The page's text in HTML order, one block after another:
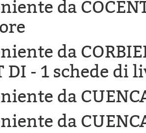
da
da
DI - 1 schede di
da
da